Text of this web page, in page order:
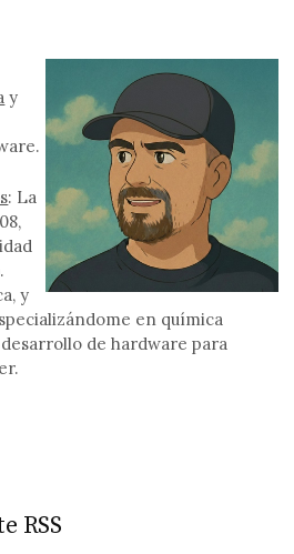
y
: La
y
en química
de hardware para
RSS